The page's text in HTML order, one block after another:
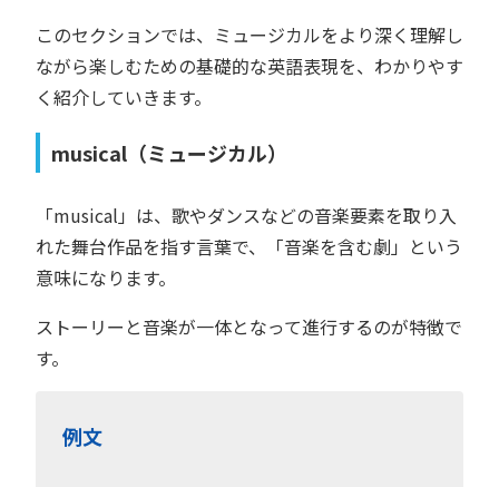
このセクションでは、ミュージカルをより深く理解し
ながら楽しむための基礎的な英語表現を、わかりやす
く紹介していきます。
musical（ミュージカル）
「musical」は、歌やダンスなどの音楽要素を取り入
れた舞台作品を指す言葉で、「音楽を含む劇」という
意味になります。
ストーリーと音楽が一体となって進行するのが特徴で
す。
例文